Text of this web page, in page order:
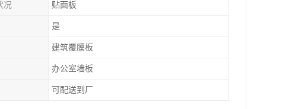
况 贴面板
是
建筑覆膜板
办公室墙板
可配送到厂